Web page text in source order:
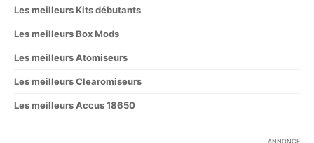
Les meilleurs Kits débutants
Les meilleurs Box Mods
Les meilleurs Atomiseurs
Les meilleurs Clearomiseurs
Les meilleurs Accus 18650
ANNONCE